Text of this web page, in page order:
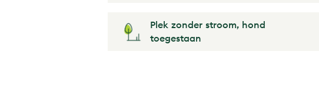
Plek zonder stroom, hond
toegestaan